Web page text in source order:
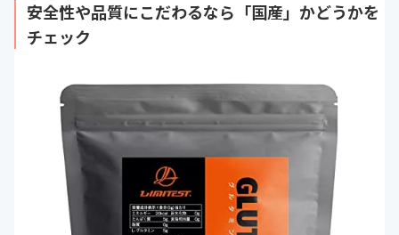
安全性や品質にこだわるなら「国産」かどうかを
チェック